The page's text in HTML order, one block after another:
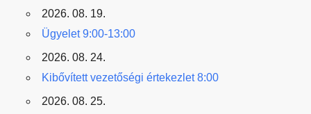
2026. 08. 19.
Ügyelet 9:00-13:00
2026. 08. 24.
Kibővített vezetőségi értekezlet 8:00
2026. 08. 25.